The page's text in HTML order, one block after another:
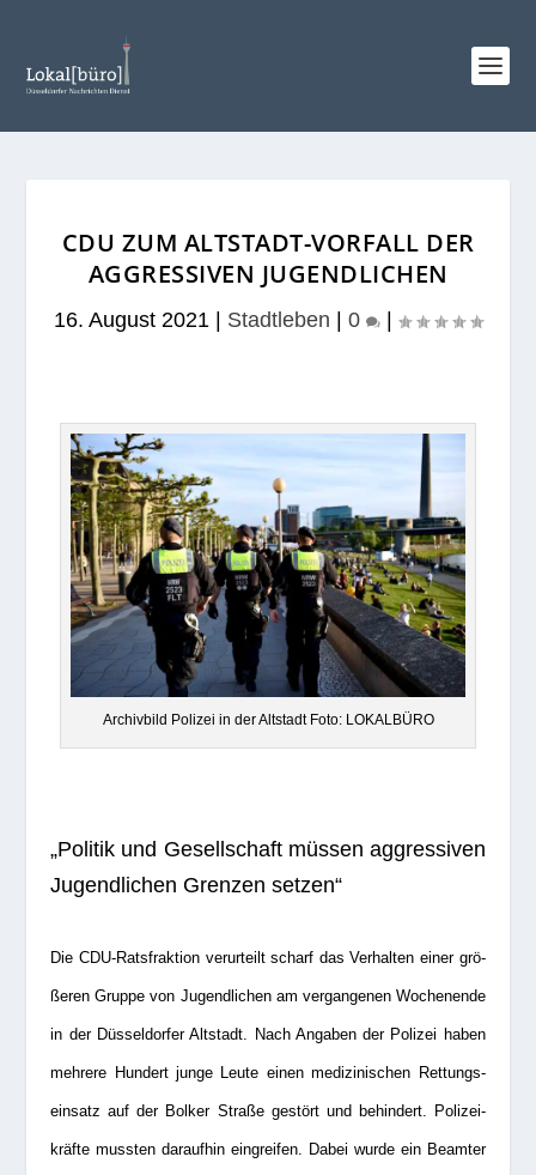
CDU ZUM ALTSTADT-VORFALL DER
AGGRESSIVEN JUGENDLICHEN
16. August 2021 Stadtleben 0
Archiv­bild Poli­zei in der Alt­stadt Foto: LOKALBÜRO
„Poli­tik und Gesell­schaft müs­sen aggres­si­ven
Jugend­li­chen Gren­zen setzen“
Die CDU-Rats­frak­tion ver­ur­teilt scharf das Ver­hal­ten einer grö­
ße­ren Gruppe von Jugend­li­chen am ver­gan­ge­nen Wochen­ende
in der Düs­sel­dor­fer Alt­stadt. Nach Anga­ben der Poli­zei haben
meh­rere Hun­dert junge Leute einen medi­zi­ni­schen Ret­tungs­
ein­satz auf der Bol­ker Straße gestört und behin­dert. Poli­zei­
kräfte muss­ten dar­auf­hin ein­grei­fen. Dabei wurde ein Beam­ter